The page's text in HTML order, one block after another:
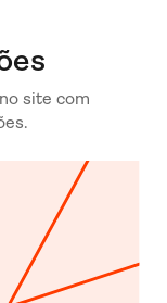
site com